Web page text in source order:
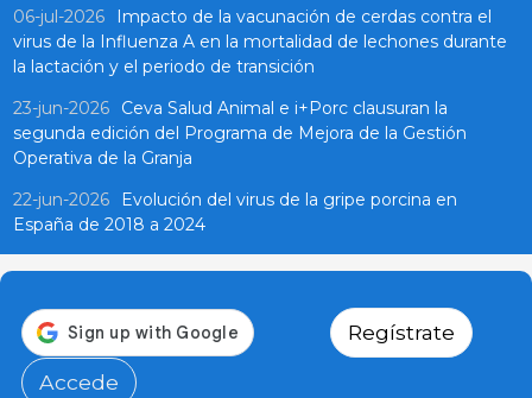
06-jul-2026
Impacto de la vacunación de cerdas contra el
virus de la Influenza A en la mortalidad de lechones durante
la lactación y el periodo de transición
23-jun-2026
Ceva Salud Animal e i+Porc clausuran la
segunda edición del Programa de Mejora de la Gestión
Operativa de la Granja
22-jun-2026
Evolución del virus de la gripe porcina en
España de 2018 a 2024
Regístrate
Accede